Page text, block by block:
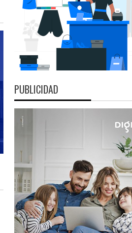
PUBLICIDAD